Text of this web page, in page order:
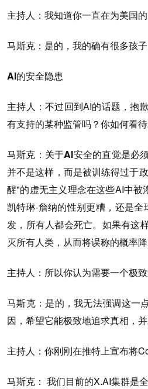
主持人： 我知道你一直在为美国
马斯克： 是的，我的确有很多孩
AI的安全隐患
主持人 ：不过回到AI的话题，抱
有支持的某种监管吗？你如何看
马斯克： 关于AI安全的直觉是必
并不是这样，而是被训练得过于
醒"的虚无主义理念在这些AI中被
凯特琳·詹纳的性别更糟，还是
发，所有人都会死亡。如果有这
灭所有人类，从而将误称的概率
主持人： 所以你认为需要一个极
马斯克： 是的，我无法强调这一
因，希望它能极致地追求真相，
主持人： 你刚刚在推特上宣布将
马斯克： 我们目前的X.AI集群是